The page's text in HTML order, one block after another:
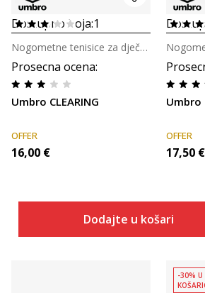
Dostupno boja:1
Prosecna ocena:
Umbro CLEARING
Nogometne tenisice za dječake
OFFER
16,00 €
Dodajte u košaricu
Umbro
OFFER
17,50 €
-30% U